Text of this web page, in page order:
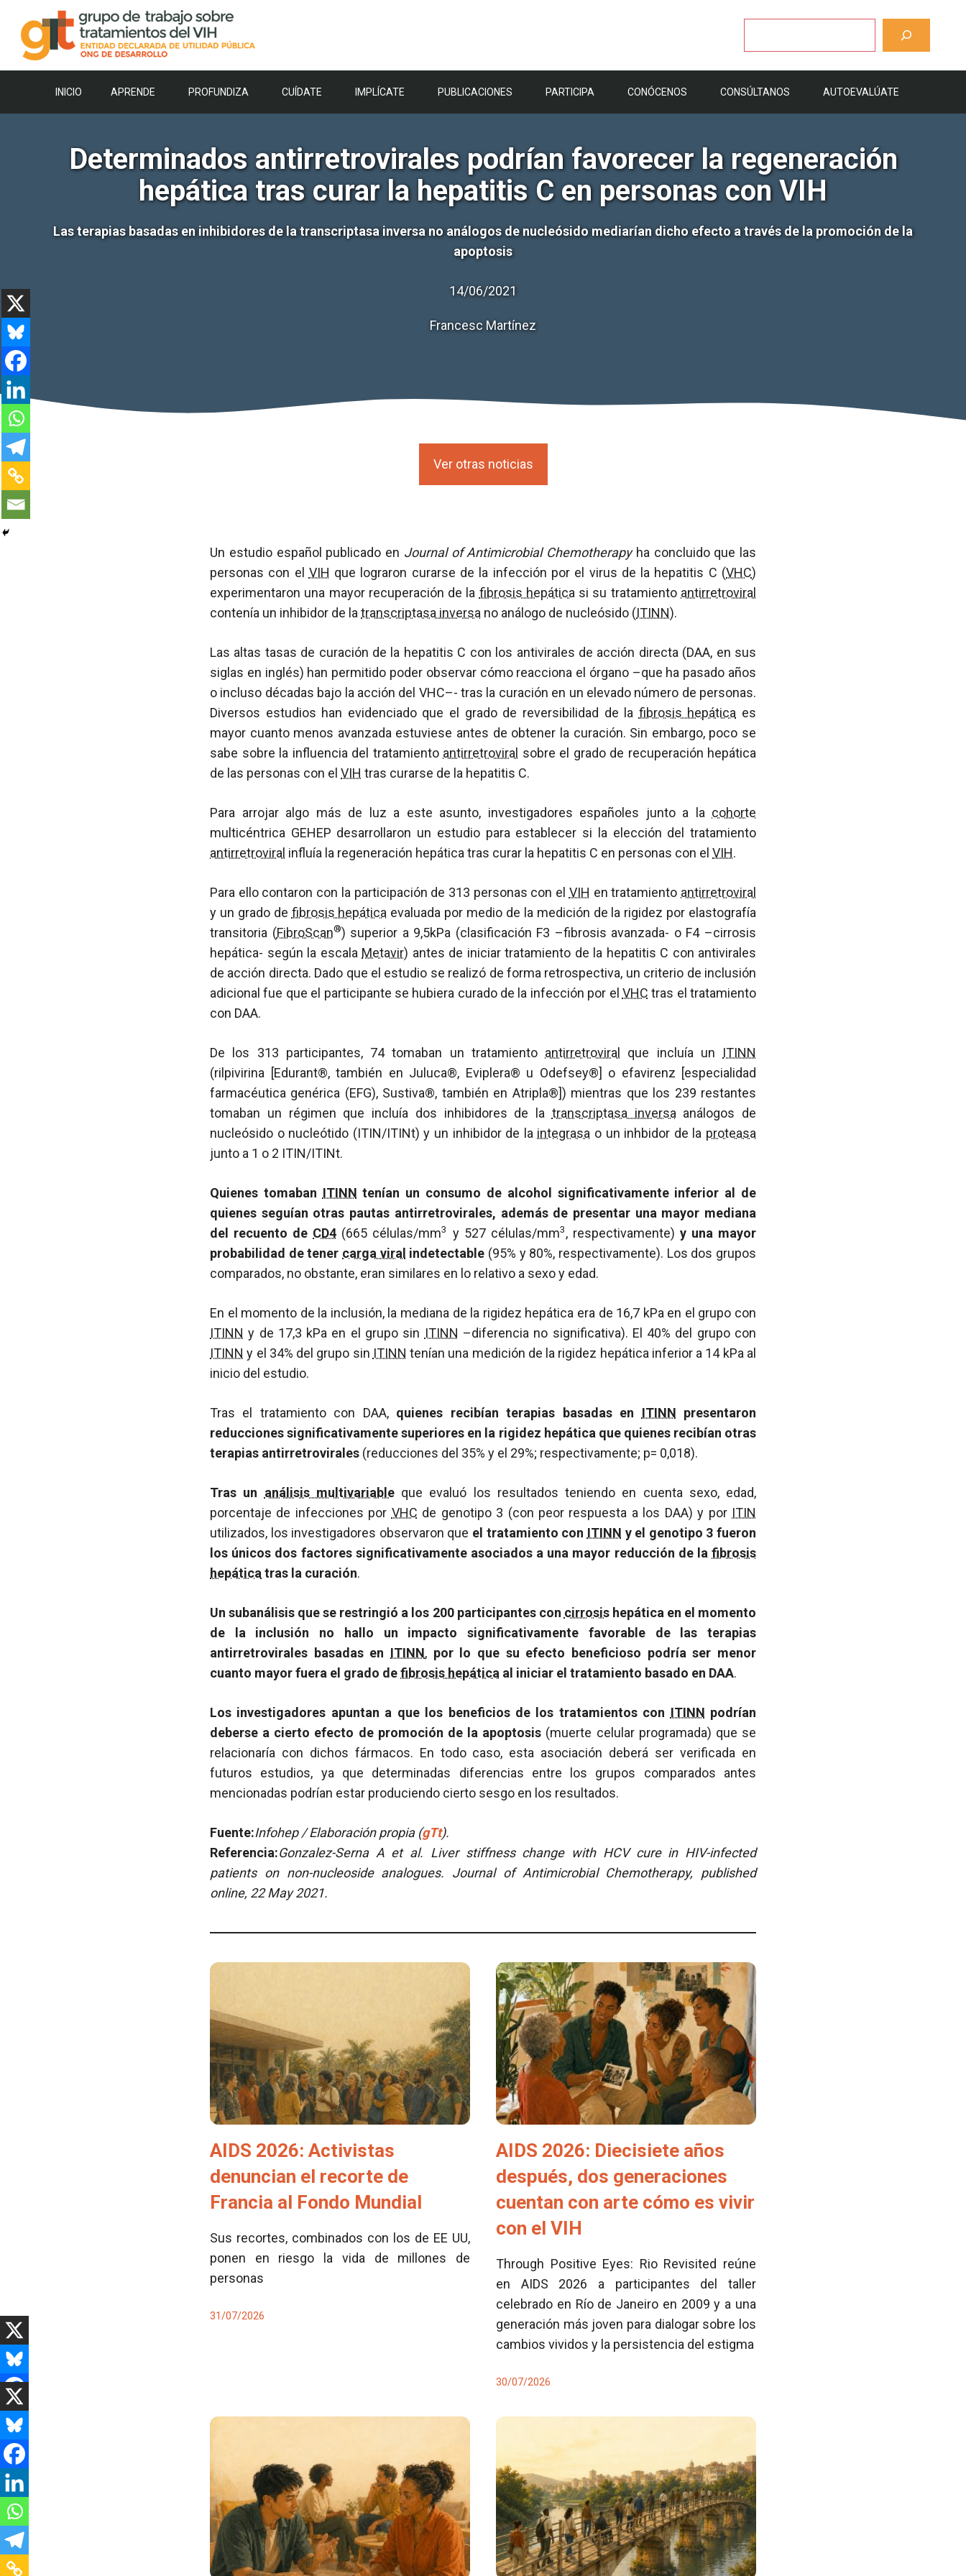
contenido
INICIO APRENDE PROFUNDIZA CUÍDATE IMPLÍCATE PUBLICACIONES PARTICIPA CONÓCENOS CONSÚLTANOS AUTOEVALÚATE
Determinados antirretrovirales podrían favorecer la regeneración
hepática tras curar la hepatitis C en personas con VIH
Las terapias basadas en inhibidores de la transcriptasa inversa no análogos de nucleósido mediarían dicho efecto a través de la promoción de la
apoptosis
14/06/2021
Francesc Martínez
Ver otras noticias
Un estudio español publicado en Journal of Antimicrobial Chemotherapyha concluido que las
personas con el VIH que lograron curarse de la infección por el virus de la hepatitis C (VHC)
experimentaron una mayor recuperación de la fibrosis hepática si su tratamiento antirretroviral
contenía un inhibidor de la transcriptasa inversa no análogo de nucleósido (ITINN).
Las altas tasas de curación de la hepatitis C con los antivirales de acción directa (DAA, en sus
siglas en inglés) han permitido poder observar cómo reacciona el órgano –que ha pasado años
o incluso décadas bajo la acción del VHC–- tras la curación en un elevado número de personas.
Diversos estudios han evidenciado que el grado de reversibilidad de la fibrosis hepática es
mayor cuanto menos avanzada estuviese antes de obtener la curación. Sin embargo, poco se
sabe sobre la influencia del tratamiento antirretroviral sobre el grado de recuperación hepática
de las personas con el VIH tras curarse de la hepatitis C.
Para arrojar algo más de luz a este asunto, investigadores españoles junto a la cohorte
multicéntrica GEHEP desarrollaron un estudio para establecer si la elección del tratamiento
antirretroviral influía la regeneración hepática tras curar la hepatitis C en personas con el VIH.
Para ello contaron con la participación de 313 personas con el VIH en tratamiento antirretroviral
y un grado de fibrosis hepática evaluada por medio de la medición de la rigidez por elastografía
transitoria (FibroScan®) superior a 9,5kPa (clasificación F3 –fibrosis avanzada- o F4 –cirrosis
hepática- según la escala Metavir) antes de iniciar tratamiento de la hepatitis C con antivirales
de acción directa. Dado que el estudio se realizó de forma retrospectiva, un criterio de inclusión
adicional fue que el participante se hubiera curado de la infección por el VHC tras el tratamiento
con DAA.
De los 313 participantes, 74 tomaban un tratamiento antirretroviral que incluía un ITINN
(rilpivirina [Edurant®, también en Juluca®, Eviplera® u Odefsey®] o efavirenz [especialidad
farmacéutica genérica (EFG), Sustiva®, también en Atripla®]) mientras que los 239 restantes
tomaban un régimen que incluía dos inhibidores de la transcriptasa inversa análogos de
nucleósido o nucleótido (ITIN/ITINt) y un inhibidor de la integrasa o un inhbidor de la proteasa
junto a 1 o 2 ITIN/ITINt.
Quienes tomaban ITINN tenían un consumo de alcohol significativamente inferior al de
quienes seguían otras pautas antirretrovirales, además de presentar una mayor mediana
del recuento de CD4 (665 células/mm3 y 527 células/mm3, respectivamente) y una mayor
probabilidad de tener carga viral indetectable (95% y 80%, respectivamente). Los dos grupos
comparados, no obstante, eran similares en lo relativo a sexo y edad.
En el momento de la inclusión, la mediana de la rigidez hepática era de 16,7 kPa en el grupo con
ITINN y de 17,3 kPa en el grupo sin ITINN –diferencia no significativa). El 40% del grupo con
ITINN y el 34% del grupo sin ITINN tenían una medición de la rigidez hepática inferior a 14 kPa al
inicio del estudio.
Tras el tratamiento con DAA, quienes recibían terapias basadas en ITINN presentaron
reducciones significativamente superiores en la rigidez hepática que quienes recibían otras
terapias antirretrovirales (reducciones del 35% y el 29%; respectivamente; p= 0,018).
Tras un análisis multivariableque evaluó los resultados teniendo en cuenta sexo, edad,
porcentaje de infecciones por VHC de genotipo 3 (con peor respuesta a los DAA) y por ITIN
utilizados, los investigadores observaron que el tratamiento con ITINN y el genotipo 3 fueron
los únicos dos factores significativamente asociados a una mayor reducción de la fibrosis
hepática tras la curación.
Un subanálisis que se restringió a los 200 participantes con cirrosishepática en el momento
de la inclusión no hallo un impacto significativamente favorable de las terapias
antirretrovirales basadas en ITINN, por lo que su efecto beneficioso podría ser menor
cuanto mayor fuera el grado defibrosis hepática al iniciar el tratamiento basado en DAA.
Los investigadores apuntan a que los beneficios de los tratamientos con ITINN podrían
deberse a cierto efecto de promoción de la apoptosis (muerte celular programada) que se
relacionaría con dichos fármacos. En todo caso, esta asociación deberá ser verificada en
futuros estudios, ya que determinadas diferencias entre los grupos comparados antes
mencionadas podrían estar produciendo cierto sesgo en los resultados.
Fuente:Infohep / Elaboración propia (gTt).
Referencia:Gonzalez-Serna A et al. Liver stiffness change with HCV cure in HIV-infected
patients on non-nucleoside analogues. Journal of Antimicrobial Chemotherapy, published
online, 22 May 2021.
AIDS 2026: Activistas
denuncian el recorte de
Francia al Fondo Mundial
Sus recortes, combinados con los de EE UU,
ponen en riesgo la vida de millones de
personas
31/07/2026
AIDS 2026: Diecisiete años
después, dos generaciones
cuentan con arte cómo es vivir
con el VIH
Through Positive Eyes: Rio Revisited reúne
en AIDS 2026 a participantes del taller
celebrado en Río de Janeiro en 2009 y a una
generación más joven para dialogar sobre los
cambios vividos y la persistencia del estigma
30/07/2026